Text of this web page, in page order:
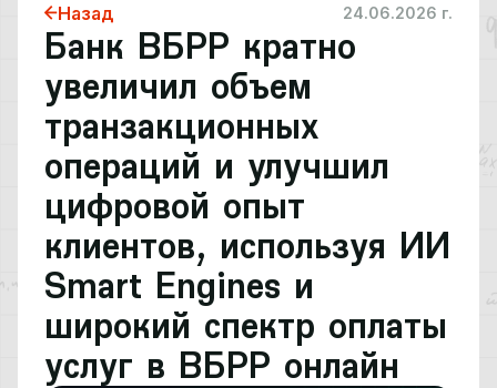
Назад 24.06.2026 г.
Банк ВБРР кратно
увеличил объем
транзакционных
операций и улучшил
цифровой опыт
клиентов, используя ИИ
Smart Engines и
широкий спектр оплаты
услуг в ВБРР онлайн